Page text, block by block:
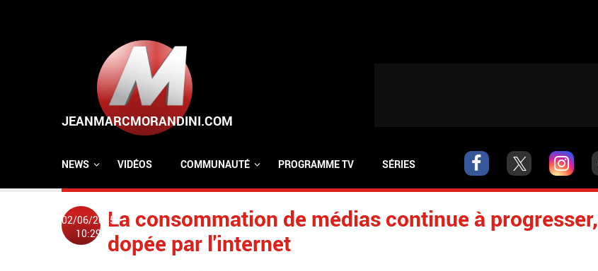
NEWS VIDÉOS COMMUNAUTÉ PROGRAMME TV SÉRIES
02/06/2015
10:29
La consommation de médias continue à progresser,
dopée par l'internet